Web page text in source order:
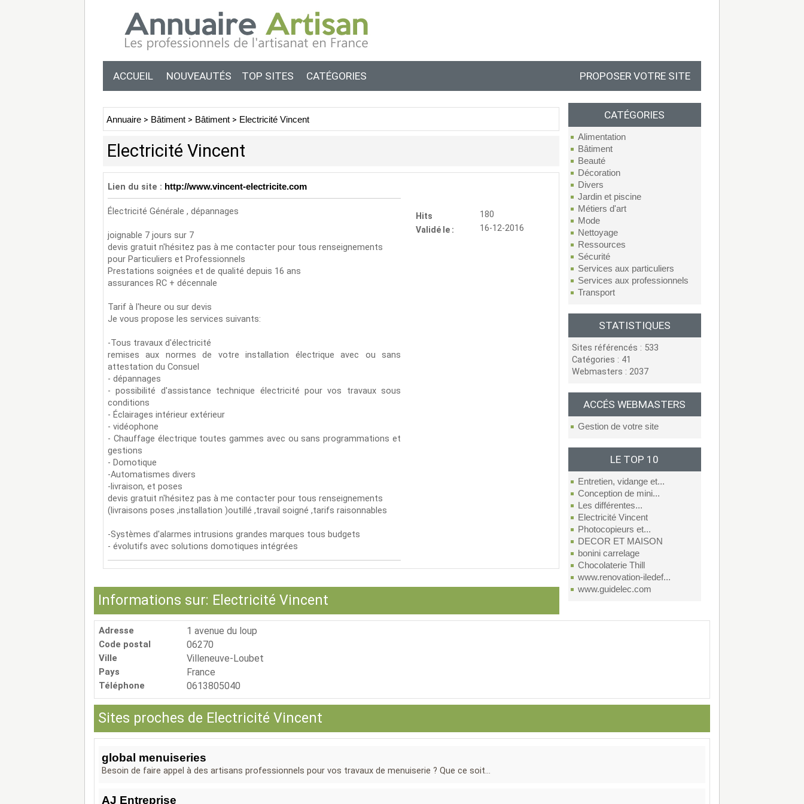
ACCUEIL NOUVEAUTÉS TOP SITES CATÉGORIES PROPOSER VOTRE SITE
CATÉGORIES
Alimentation
Bâtiment
Beauté
Décoration
Divers
Jardin et piscine
Métiers d'art
Mode
Nettoyage
Ressources
Sécurité
Services aux particuliers
Services aux professionnels
Transport
STATISTIQUES
Sites référencés : 533
Catégories : 41
Webmasters : 2037
ACCÉS WEBMASTERS
Gestion de votre site
LE TOP 10
Entretien, vidange et...
Conception de mini...
Les différentes...
Electricité Vincent
Photocopieurs et...
DECOR ET MAISON
bonini carrelage
Chocolaterie Thill
www.renovation-iledef...
www.guidelec.com
Annuaire > Bâtiment > Bâtiment > Electricité Vincent
Electricité Vincent
Lien du site : http://www.vincent-electricite.com
Électricité Générale , dépannages
joignable 7 jours sur 7
devis gratuit n'hésitez pas à me contacter pour tous renseignements
pour Particuliers et Professionnels
Prestations soignées et de qualité depuis 16 ans
assurances RC + décennale
Tarif à l'heure ou sur devis
Je vous propose les services suivants:
-Tous travaux d'électricité
remises aux normes de votre installation électrique avec ou sans
attestation du Consuel
- dépannages
- possibilité d'assistance technique électricité pour vos travaux sous
conditions
- Éclairages intérieur extérieur
- vidéophone
- Chauffage électrique toutes gammes avec ou sans programmations et
gestions
- Domotique
-Automatismes divers
-livraison, et poses
devis gratuit n'hésitez pas à me contacter pour tous renseignements
(livraisons poses ,installation )outillé ,travail soigné ,tarifs raisonnables
-Systèmes d'alarmes intrusions grandes marques tous budgets
- évolutifs avec solutions domotiques intégrées
Hits 180
Validé le : 16-12-2016
Informations sur: Electricité Vincent
Adresse 1 avenue du loup
Code postal 06270
Ville Villeneuve-Loubet
Pays France
Téléphone 0613805040
Sites proches de Electricité Vincent
global menuiseries
Besoin de faire appel à des artisans professionnels pour vos travaux de menuiserie ? Que ce soit...
AJ Entreprise